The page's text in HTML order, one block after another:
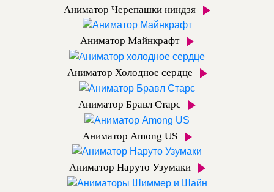
Аниматор Черепашки ниндзя
Аниматор Майнкрафт
Аниматор Холодное сердце
Аниматор Бравл Старс
Аниматор Among US
Аниматор Наруто Узумаки